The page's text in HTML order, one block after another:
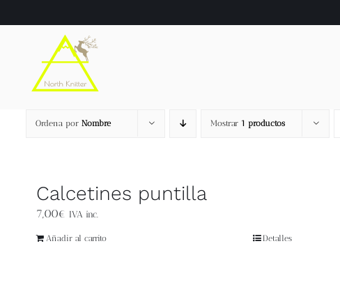
al
Ordena por Nombre Mostrar 1 productos
Calcetines puntilla
7,00€ IVA inc.
Añadir al carrito Detalles